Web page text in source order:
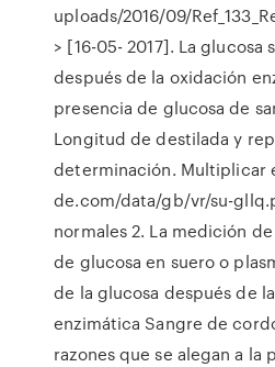
uploads/2016/09/
> [16-05- 2017]. La glucosa
después de la oxidación
presencia de glucosa de
Longitud de destilada y
determinación. Multiplicar
de.com/data/gb/vr/su-
normales 2. La medición
de glucosa en suero o
de la glucosa después de
enzimática Sangre de
razones que se alegan a la